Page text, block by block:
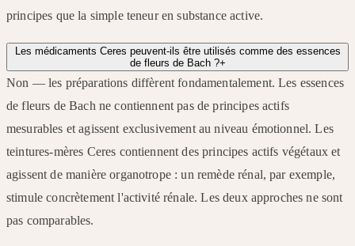
principes que la simple teneur en substance active.
Les médicaments Ceres peuvent-ils être utilisés comme des essences
de fleurs de Bach ?+
Non — les préparations diffèrent fondamentalement. Les essences
de fleurs de Bach ne contiennent pas de principes actifs
mesurables et agissent exclusivement au niveau émotionnel. Les
teintures-mères Ceres contiennent des principes actifs végétaux et
agissent de manière organotrope : un remède rénal, par exemple,
stimule concrètement l'activité rénale. Les deux approches ne sont
pas comparables.